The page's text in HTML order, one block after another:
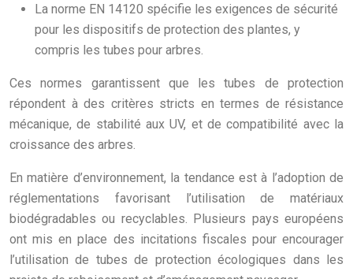
La norme EN 14120 spécifie les exigences de sécurité
pour les dispositifs de protection des plantes, y
compris les tubes pour arbres.
Ces normes garantissent que les tubes de protection
répondent à des critères stricts en termes de résistance
mécanique, de stabilité aux UV, et de compatibilité avec la
croissance des arbres.
En matière d’environnement, la tendance est à l’adoption de
réglementations favorisant l’utilisation de matériaux
biodégradables ou recyclables. Plusieurs pays européens
ont mis en place des incitations fiscales pour encourager
l’utilisation de tubes de protection écologiques dans les